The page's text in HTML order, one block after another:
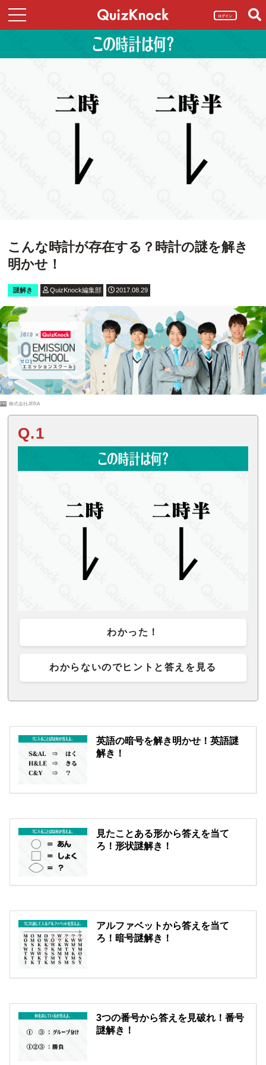
ログイン
こんな時計が存在する？時計の謎を解き
明かせ！
謎解き QuizKnock編集部 2017.08.29
PR 株式会社JERA
Q.1
わかった！
わからないのでヒントと答えを見る
英語の暗号を解き明かせ！英語謎
解き！
見たことある形から答えを当て
ろ！形状謎解き！
アルファベットから答えを当て
ろ！暗号謎解き！
3つの番号から答えを見破れ！番号
謎解き！